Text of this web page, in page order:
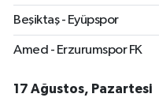
Beşiktaş - Eyüpspor
Amed - Erzurumspor FK
17 Ağustos, Pazartesi